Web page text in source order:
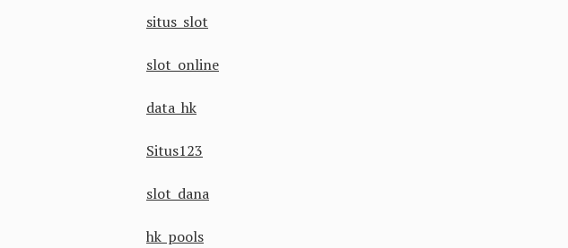
situs slot
slot online
data hk
Situs123
slot dana
hk pools